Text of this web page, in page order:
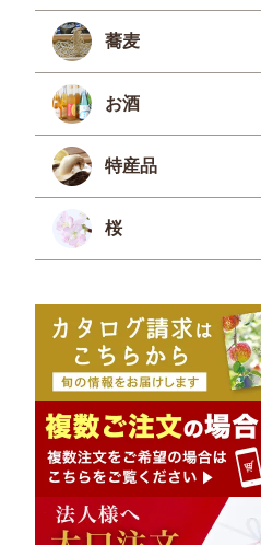
蕎麦
お酒
特産品
桜